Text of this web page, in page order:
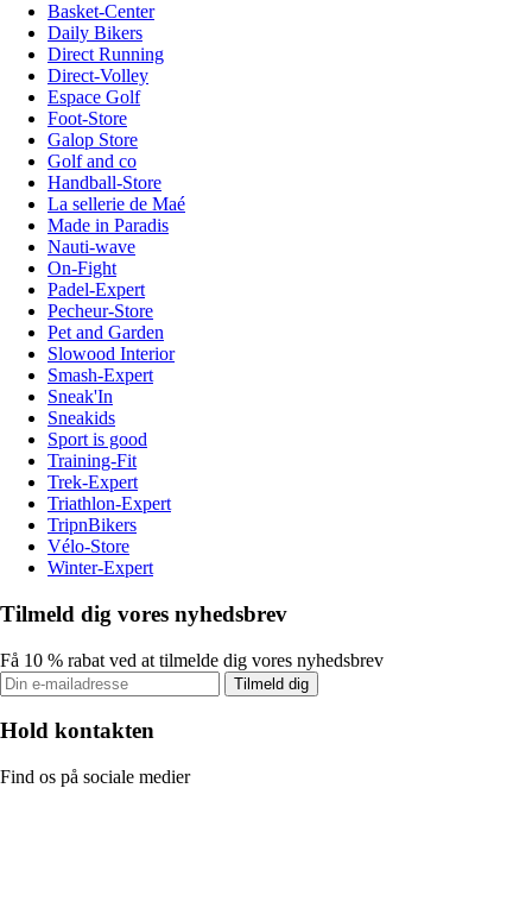
Basket-Center
Daily Bikers
Direct Running
Direct-Volley
Espace Golf
Foot-Store
Galop Store
Golf and co
Handball-Store
La sellerie de Maé
Made in Paradis
Nauti-wave
On-Fight
Padel-Expert
Pecheur-Store
Pet and Garden
Slowood Interior
Smash-Expert
Sneak'In
Sneakids
Sport is good
Training-Fit
Trek-Expert
Triathlon-Expert
TripnBikers
Vélo-Store
Winter-Expert
Tilmeld dig vores nyhedsbrev
Få 10 % rabat ved at tilmelde dig vores nyhedsbrev
Tilmeld dig
Hold kontakten
Find os på sociale medier